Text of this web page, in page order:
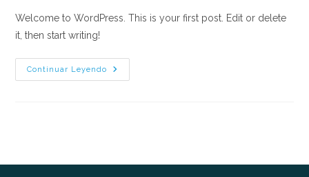
Welcome to WordPress. This is your first post. Edit or delete
it, then start writing!
Continuar Leyendo
Ciencia
Que